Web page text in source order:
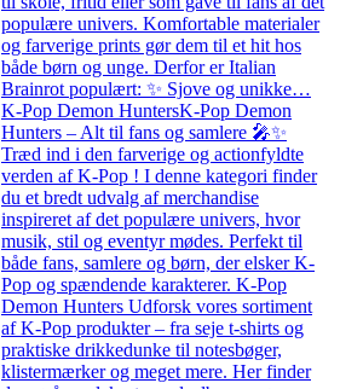
populære univers. Komfortable materialer
og farverige prints gør dem til et hit hos
både børn og unge. Derfor er Italian
Brainrot populært: ✨ Sjove og unikke…
K-Pop Demon HuntersK-Pop Demon
Hunters – Alt til fans og samlere 🎤✨
Træd ind i den farverige og actionfyldte
verden af K-Pop ! I denne kategori finder
du et bredt udvalg af merchandise
inspireret af det populære univers, hvor
musik, stil og eventyr mødes. Perfekt til
både fans, samlere og børn, der elsker K-
Pop og spændende karakterer. K-Pop
Demon Hunters Udforsk vores sortiment
af K-Pop produkter – fra seje t-shirts og
praktiske drikkedunke til notesbøger,
klistermærker og meget mere. Her finder